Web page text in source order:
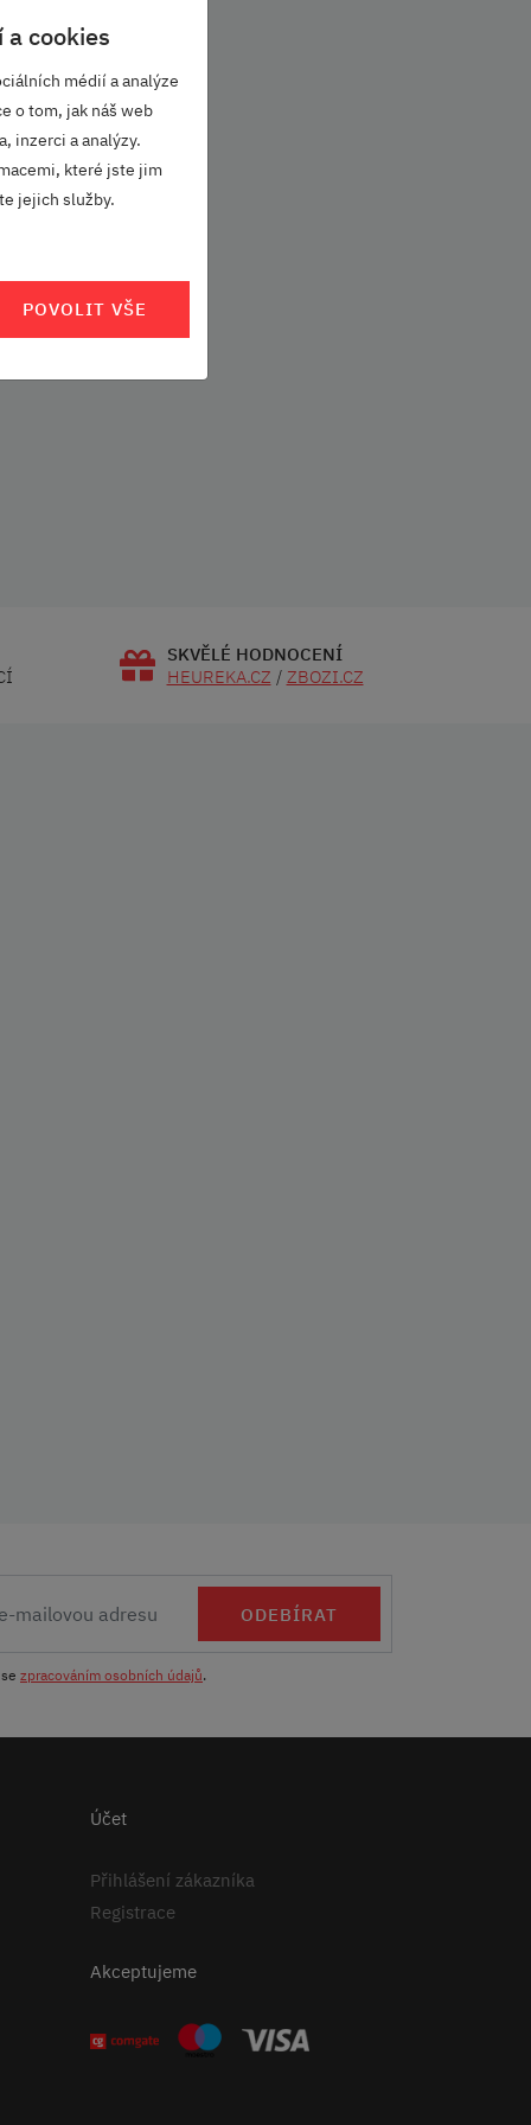
SKVĚLÉ HODNOCENÍ
HEUREKA.CZ / ZBOZI.CZ
ODEBÍRAT
zpracováním osobních údajů.
Účet
Přihlášení zákazníka
Registrace
Akceptujeme
cookies
médií a analýze
o tom, jak náš web
inzerci a analýzy.
které jste jim
jejich služby.
POVOLIT VŠE